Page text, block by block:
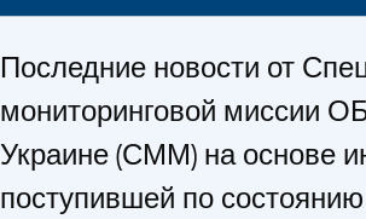
Последние новости от
мониторинговой миссии
Украине (СММ) на основе
поступившей по